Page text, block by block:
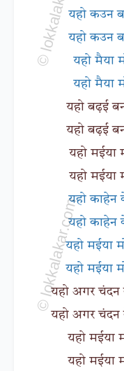
यहो कउन
यहो कउन
यहो मैया
यहो मैया
यहो बढ़ई
यहो बढ़ई
यहो मईया
यहो मईया
यहो काहेन
यहो काहेन
यहो मईया
यहो मईया
यहो अगर चंदन
यहो अगर चंदन
यहो मईया
यहो मईया